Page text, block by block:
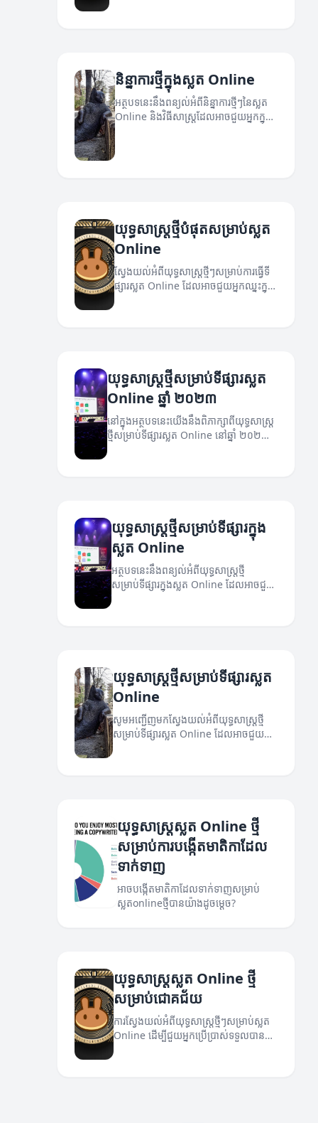
និន្នាការថ្មីក្នុងស្លត Online
អត្ថបទនេះនឹងពន្យល់អំពីនិន្នាការថ្មីៗនៃស្លត
Online និងវិធីសាស្ត្រដែលអាចជួយអ្នកក្នុង
ការផ្សព្វផ្សាយ។
យុទ្ធសាស្ត្រថ្មីបំផុតសម្រាប់ស្លត
Online
ស្វែងយល់អំពីយុទ្ធសាស្ត្រថ្មីៗសម្រាប់ការធ្វើទី
ផ្សារស្លត Online ដែលអាចជួយអ្នកឈ្នះក្នុង
ពិភពអនឡាញ។
យុទ្ធសាស្ត្រថ្មីសម្រាប់ទីផ្សារស្លត
Online ឆ្នាំ ២០២៣
នៅក្នុងអត្ថបទនេះយើងនឹងពិភាក្សាពីយុទ្ធសាស្ត្រ
ថ្មីសម្រាប់ទីផ្សារស្លត Online នៅឆ្នាំ ២០២៣
យុទ្ធសាស្ត្រថ្មីសម្រាប់ទីផ្សារក្នុង
ស្លត Online
អត្ថបទនេះនឹងពន្យល់អំពីយុទ្ធសាស្ត្រថ្មី
សម្រាប់ទីផ្សារក្នុងស្លត Online ដែលអាចជួយ
ជោគជ័យសម្រាប់អ្នកប្រើប្រាស់។
យុទ្ធសាស្ត្រថ្មីសម្រាប់ទីផ្សារស្លត
Online
សូមអញ្ជើញមកស្វែងយល់អំពីយុទ្ធសាស្ត្រថ្មី
សម្រាប់ទីផ្សារស្លត Online ដែលអាចជួយអ្នក
ទទួលបានជោគជ័យ។
យុទ្ធសាស្ត្រ​ស្លត Online ថ្មី
សម្រាប់ការបង្កើតមាតិកាដែល
ទាក់ទាញ
អាចបង្កើតមាតិកាដែលទាក់ទាញសម្រាប់
ស្លតonlineថ្មីបានយ៉ាងដូចម្តេច?
យុទ្ធសាស្ត្រ​ស្លត Online ថ្មី
សម្រាប់ជោគជ័យ
ការស្វែងយល់អំពីយុទ្ធសាស្ត្រថ្មីៗសម្រាប់ស្លត
Online ដើម្បីជួយអ្នកប្រើប្រាស់ទទួលបាន
ជោគជ័យក្នុងទីផ្សារ។